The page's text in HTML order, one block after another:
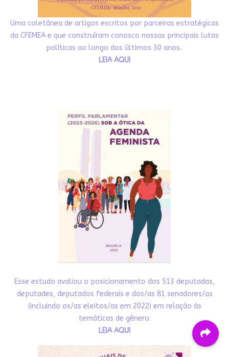
Uma coletânea de artigos escritos por parceiras estratégicas
da CFEMEA e que construíram conosco nossas principais lutas
políticas ao longo dos últimos 30 anos.
LEIA AQUI
Esse estudo avaliou o posicionamento dos 513 deputadas,
deputades, deputados federais e dos/as 81 senadores/as
(incluindo os/as eleitos/as em 2022) em relação às
temáticas de gênero.
LEIA AQUI